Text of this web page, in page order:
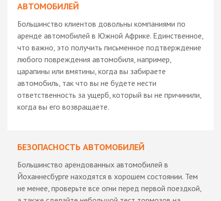
АВТОМОБИЛЕЙ
Большинство клиентов довольны компаниями по
аренде автомобилей в Южной Африке. Единственное,
что важно, это получить письменное подтверждение
любого повреждения автомобиля, например,
царапины или вмятины, когда вы забираете
автомобиль, так что вы не будете нести
ответственность за ущерб, который вы не причинили,
когда вы его возвращаете.
БЕЗОПАСНОСТЬ АВТОМОБИЛЕЙ
Большинство арендованных автомобилей в
Йоханнесбурге находятся в хорошем состоянии. Тем
не менее, проверьте все огни перед первой поездкой,